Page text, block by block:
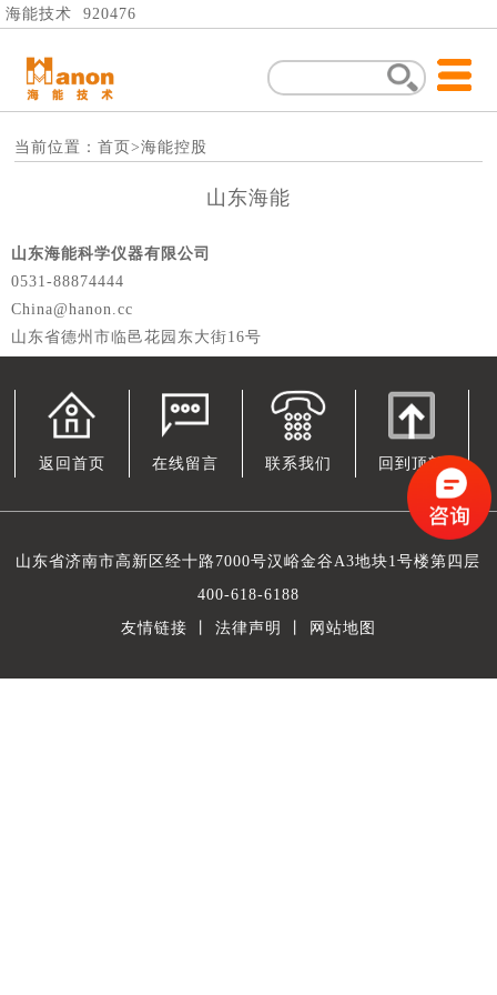
海能技术 920476
当前位置：首页>海能控股
山东海能
山东海能科学仪器有限公司
0531-88874444
China@hanon.cc
山东省德州市临邑花园东大街16号
返回首页 在线留言 联系我们 回到顶部
山东省济南市高新区经十路7000号汉峪金谷A3地块1号楼第四层
400-618-6188
友情链接
法律声明 网站地图